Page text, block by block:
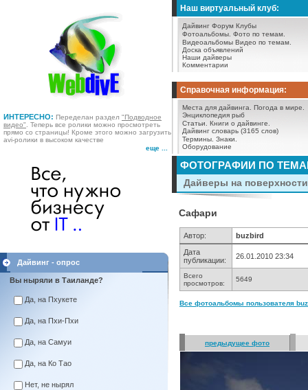
ИНТЕРЕСНО: Переделан раздел "Подводное
видео" . Теперь все ролики можно просмотреть
прямо со страницы! Кроме этого можно загрузить
avi-ролики в высоком качестве
еще ...
Наш виртуальный клуб:
Дайвинг Форум Клубы
Фотоальбомы. Фото по темам.
Видеоальбомы Видео по темам.
Доска объявлений
Наши дайверы
Комментарии
Справочная информация:
Места для дайвинга.
Погода в мире.
Энциклопедия рыб
Статьи.
Книги о дайвинге.
Дайвинг словарь (3165 слов)
Термины. Знаки.
Оборудование
Дайвинг - опрос
Вы ныряли в Таиланде?
Да, на Пхукете
Да, на Пхи-Пхи
Да, на Самуи
Да, на Ко Тао
Нет, не нырял
ФОТОГРАФИИ ПО
Дайверы на
Сафари
Автор:
buzbird
Дата
публикации:
26.01.2010 23:34
Всего
просмотров:
5649
Все фотоальбомы пользователя
предыдущее фото